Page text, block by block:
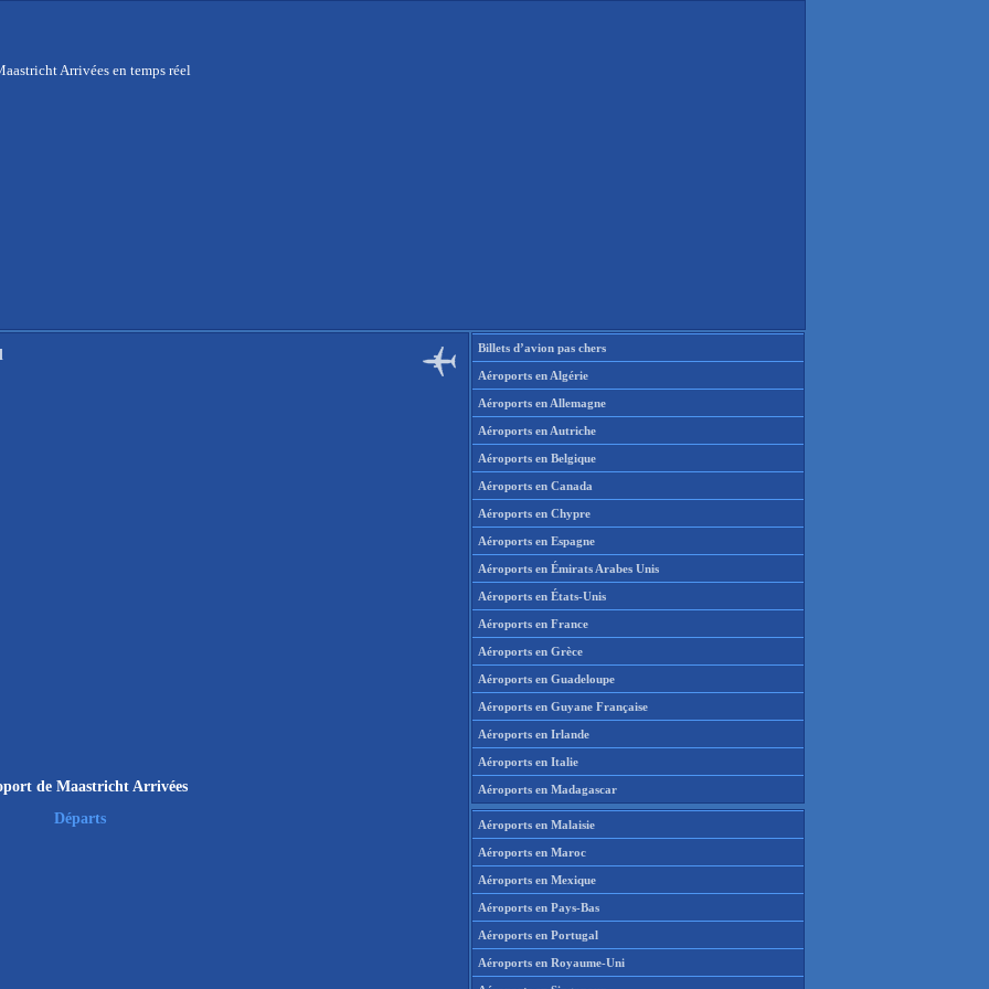
Arrivées en temps réel
de Maastricht Arrivées
Départs
Billets d’avion pas chers
Aéroports en Algérie
Aéroports en Allemagne
Aéroports en Autriche
Aéroports en Belgique
Aéroports en Canada
Aéroports en Chypre
Aéroports en Espagne
Aéroports en Émirats Arabes Unis
Aéroports en États-Unis
Aéroports en France
Aéroports en Grèce
Aéroports en Guadeloupe
Aéroports en Guyane Française
Aéroports en Irlande
Aéroports en Italie
Aéroports en Madagascar
Aéroports en Malaisie
Aéroports en Maroc
Aéroports en Mexique
Aéroports en Pays-Bas
Aéroports en Portugal
Aéroports en Royaume-Uni